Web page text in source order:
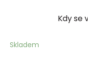
Kdy se
Skladem